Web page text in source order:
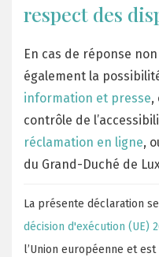
respect des
En cas de réponse
également la
information et presse,
contrôle de
réclamation en ligne,
du Grand-Duché de
La présente déclaration
décision d'exécution (UE)
l’Union européenne et